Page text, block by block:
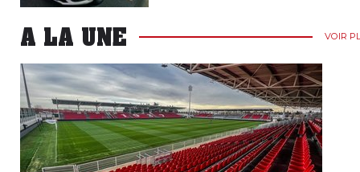
A LA UNE VOIR